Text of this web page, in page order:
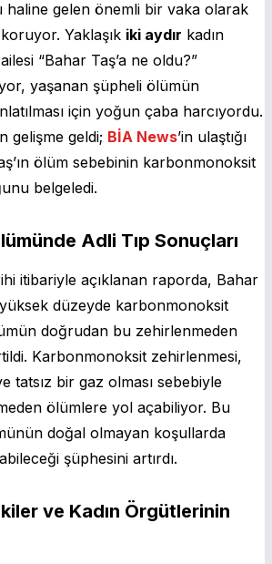
haline gelen önemli bir vaka olarak
Yaklaşık iki aydır kadın
“Bahar Taş’a ne oldu?”
yaşanan şüpheli ölümün
için yoğun çaba harcıyordu.
gelişme geldi; BİA News’in ulaştığı
ölüm sebebinin karbonmonoksit
belgeledi.
Adli Tıp Sonuçları
itibariyle açıklanan raporda, Bahar
yüksek düzeyde karbonmonoksit
doğrudan bu zehirlenmeden
Karbonmonoksit zehirlenmesi,
tatsız bir gaz olması sebebiyle
ölümlere yol açabiliyor. Bu
doğal olmayan koşullarda
şüphesini artırdı.
ve Kadın Örgütlerinin